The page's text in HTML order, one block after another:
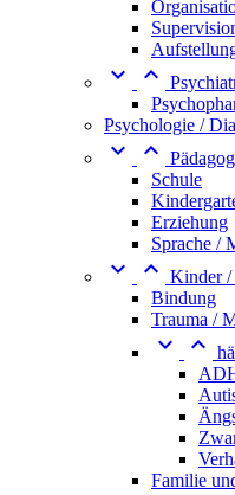
 
Psychologie /
 
Schule
Erziehung
Sprache /
  Kinder /
Bindung
Trauma /
 
Familie